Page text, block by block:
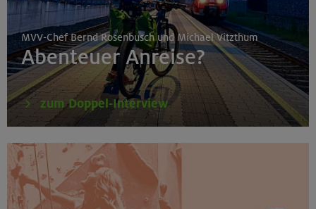
MVV-Chef Bernd Rosenbusch und Michael Vitzthum
Abenteuer Anreise?
zum Doppel-Interview